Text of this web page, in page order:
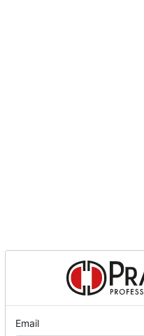
Email